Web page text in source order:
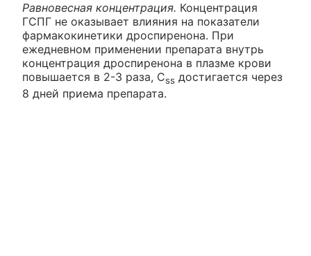
Равновесная концентрация. Концентрация
ГСПГ не оказывает влияния на показатели
фармакокинетики дроспиренона. При
ежедневном применении препарата внутрь
концентрация дроспиренона в плазме крови
повышается в 2-3 раза, Css достигается через
8 дней приема препарата.